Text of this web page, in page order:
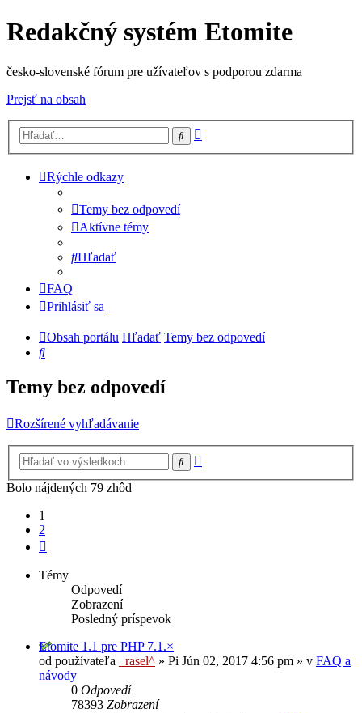
Redakčný systém Etomite
česko-slovenské fórum pre užívateľov s podporou zdarma
Prejsť na obsah
Hľadať
Rýchle odkazy
Temy bez odpovedí
Aktívne témy
Hľadať
FAQ
Prihlásiť sa
Obsah portálu Hľadať Temy bez odpovedí
Hľadať
Temy bez odpovedí
Rozšírené vyhľadávanie
Hľadať
Bolo nájdených 79 zhôd
1
2
Témy
Odpovedí
Zobrazení
Posledný príspevok
Etomite 1.1 pre PHP 7.1.×
od používateľa
_rasel^ » Pi Jún 02, 2017 4:56 pm » v FAQ a
návody
0 Odpovedí
78393 Zobrazení